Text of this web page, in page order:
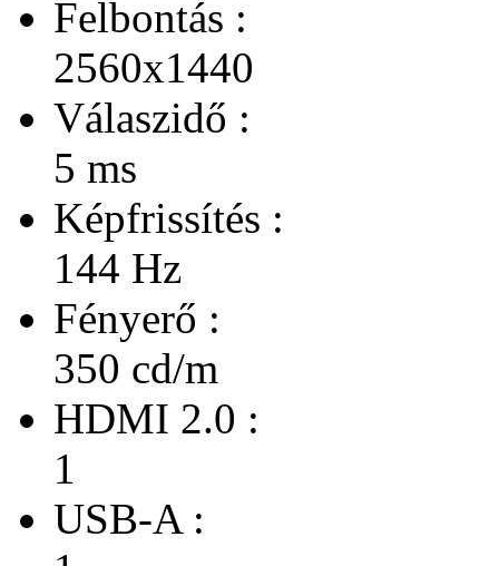
Felbontás :
2560x1440
Válaszidő :
5 ms
Képfrissítés :
144 Hz
Fényerő :
350 cd/m
HDMI 2.0 :
1
USB-A :